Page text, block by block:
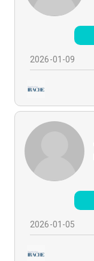
2026-01-09
2026-01-05